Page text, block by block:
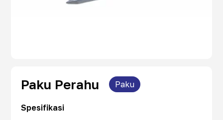
Paku Perahu Paku
Spesifikasi